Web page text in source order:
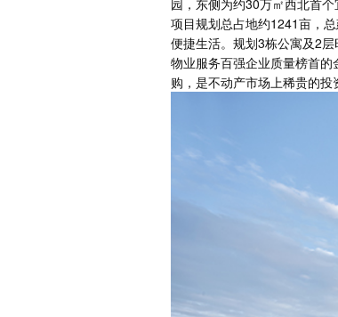
园，东侧为约30万㎡西北首
项目规划总占地约1241亩，
便捷生活。规划3栋公寓及2
物业服务百强企业质量榜首
购，是不动产市场上稀贵的投